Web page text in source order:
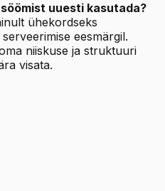
uuesti kasutada?
ühekordseks
eesmärgil.
niiskuse ja struktuuri
visata.